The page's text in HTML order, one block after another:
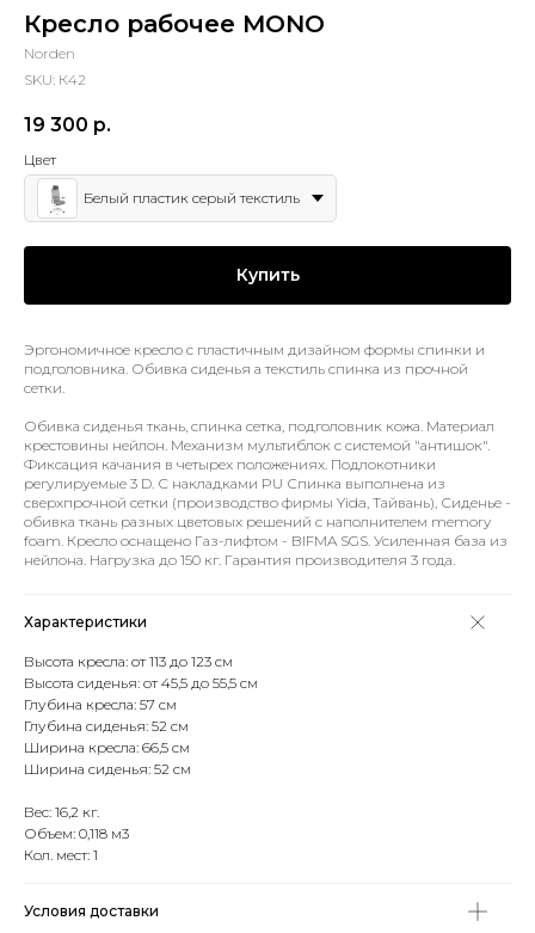
Кресло рабочее MONO
Norden
SKU: К42
19 300 р.
Цвет
Белый пластик серый текстиль
Купить
Эргономичное кресло с пластичным дизайном формы спинки и
подголовника. Обивка сиденья а текстиль спинка из прочной
сетки.
Обивка сиденья ткань, спинка сетка, подголовник кожа. Материал
крестовины нейлон. Механизм мультиблок с системой "антишок".
Фиксация качания в четырех положениях. Подлокотники
регулируемые 3 D. С накладками PU Спинка выполнена из
сверхпрочной сетки (производство фирмы Yida, Тайвань), Сиденье -
обивка ткань разных цветовых решений с наполнителем memory
foam. Кресло оснащено Газ-лифтом - BIFMA SGS. Усиленная база из
нейлона. Нагрузка до 150 кг. Гарантия производителя 3 года.
Характеристики
Высота кресла: от 113 до 123 см
Высота сиденья: от 45,5 до 55,5 см
Глубина кресла: 57 см
Глубина сиденья: 52 см
Ширина кресла: 66,5 см
Ширина сиденья: 52 см
Вес: 16,2 кг.
Объем: 0,118 м3
Кол. мест: 1
Условия доставки